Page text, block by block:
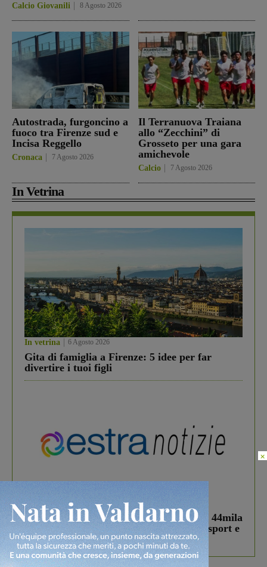
Calcio Giovanili 8 Agosto 2026
Autostrada, furgoncino a
fuoco tra Firenze sud e
Incisa Reggello
Cronaca 7 Agosto 2026
Il Terranuova Traiana
allo “Zecchini” di
Grosseto per una gara
amichevole
Calcio 7 Agosto 2026
In Vetrina
In vetrina 6 Agosto 2026
Gita di famiglia a Firenze: 5 idee per far
divertire i tuoi figli
In vetrina 3 Agosto 2026
Estra Notizie agosto: Smart Cities, oltre 44mila
studenti coinvolti, torna il bando per lo sport e
debutta il podcast Estrair
×